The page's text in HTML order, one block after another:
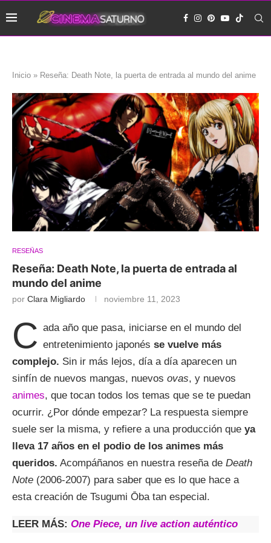
Inicio » Reseña: Death Note, la puerta de entrada al mundo del anime
RESEÑAS
Reseña: Death Note, la puerta de entrada al
mundo del anime
por Clara Migliardo noviembre 11, 2023
C ada año que pasa, iniciarse en el mundo del
entretenimiento japonés se vuelve más
complejo. Sin ir más lejos, día a día aparecen un
sinfín de nuevos mangas, nuevos ovas, y nuevos
animes, que tocan todos los temas que se te puedan
ocurrir. ¿Por dónde empezar? La respuesta siempre
suele ser la misma, y refiere a una producción que ya
lleva 17 años en el podio de los animes más
queridos. Acompáñanos en nuestra reseña de Death
Note (2006-2007) para saber que es lo que hace a
esta creación de Tsugumi Ōba tan especial.
LEER MÁS: One Piece, un live action auténtico